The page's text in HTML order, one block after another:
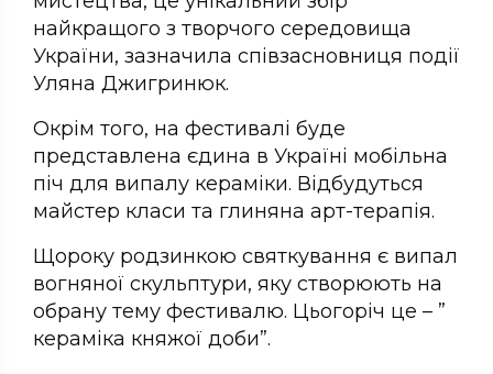
найкращого з творчого середовища
України, зазначила співзасновниця події
Уляна Джигринюк.
Окрім того, на фестивалі буде
представлена єдина в Україні мобільна
піч для випалу кераміки. Відбудуться
майстер класи та глиняна арт-терапія.
Щороку родзинкою святкування є випал
вогняної скульптури, яку створюють на
обрану тему фестивалю. Цьогоріч це – ”
кераміка княжої доби”.